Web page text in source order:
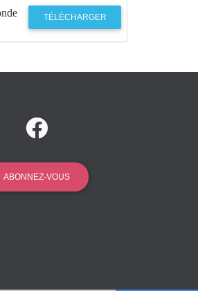
Gérard
CHOLVY
Hans Urs VON
BALTHASAR
TÉLÉCHARGER
ABONNEZ-VOUS